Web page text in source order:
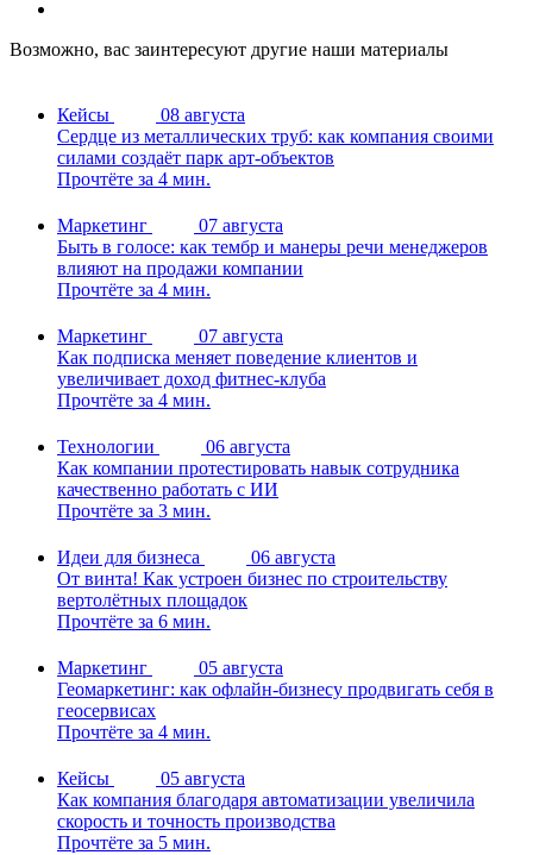
Возможно, вас заинтересуют другие наши материалы
Кейсы
08 августа
Сердце из металлических труб: как компания своими
силами создаёт парк арт-объектов
Прочтёте за 4 мин.
Маркетинг
07 августа
Быть в голосе: как тембр и манеры речи менеджеров
влияют на продажи компании
Прочтёте за 4 мин.
Маркетинг
07 августа
Как подписка меняет поведение клиентов и
увеличивает доход фитнес-клуба
Прочтёте за 4 мин.
Технологии
06 августа
Как компании протестировать навык сотрудника
качественно работать с ИИ
Прочтёте за 3 мин.
Идеи для бизнеса
06 августа
От винта! Как устроен бизнес по строительству
вертолётных площадок
Прочтёте за 6 мин.
Маркетинг
05 августа
Геомаркетинг: как офлайн-бизнесу продвигать себя в
геосервисах
Прочтёте за 4 мин.
Кейсы
05 августа
Как компания благодаря автоматизации увеличила
скорость и точность производства
Прочтёте за 5 мин.